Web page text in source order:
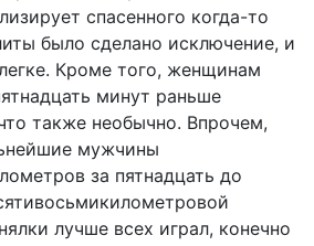
спасенного когда-то
было сделано исключение, и
Кроме того, женщинам
минут раньше
также необычно. Впрочем,
мужчины
за пятнадцать до
лучше всех играл, конечно